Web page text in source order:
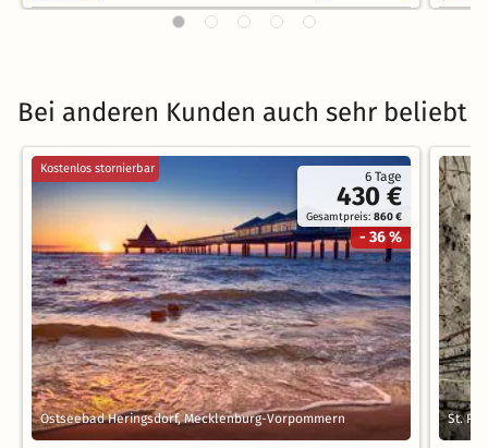
Bei anderen Kunden auch sehr beliebt
6 Tage
430 €
Gesamtpreis:860 €
- 36 %
Kostenlos stornierbar
Ostseebad Heringsdorf, Mecklenburg-Vorpommern St.